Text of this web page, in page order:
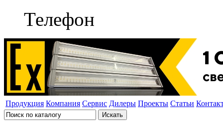
Телефон
Продукция Компания Сервис Дилеры Проекты Статьи